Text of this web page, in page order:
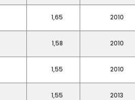
1,65 2010
1,58 2010
1,55 2010
1,55 2013